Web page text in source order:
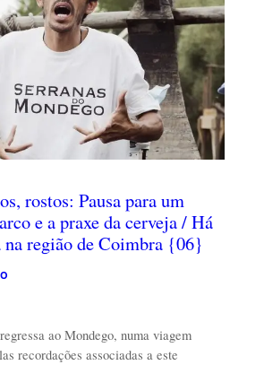
rostos: Pausa para um
e a praxe da cerveja / Há
na região de Coimbra {06}
ao Mondego, numa viagem
recordações associadas a este